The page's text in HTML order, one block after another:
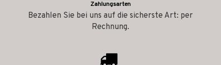
Zahlungsarten
Bezahlen Sie bei uns auf die sicherste Art: per
Rechnung.